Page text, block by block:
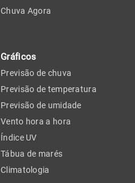
Chuva Agora
Gráficos
Previsão de chuva
Previsão de temperatura
Previsão de umidade
Vento hora a hora
Índice UV
Tábua de marés
Climatologia